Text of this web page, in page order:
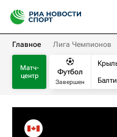
Главное Лига Чемпионов
Матч-
центр
Футбол
Завершен